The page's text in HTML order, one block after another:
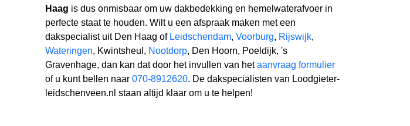
Haag is dus onmisbaar om uw dakbedekking en hemelwaterafvoer in
perfecte staat te houden. Wilt u een afspraak maken met een
dakspecialist uit Den Haag of Leidschendam, Voorburg, Rijswijk,
Wateringen, Kwintsheul, Nootdorp, Den Hoorn, Poeldijk, 's
Gravenhage, dan kan dat door het invullen van hetaanvraag formulier
of u kunt bellen naar 070-8912620. De dakspecialisten van Loodgieter-
leidschenveen.nl staan altijd klaar om u te helpen!